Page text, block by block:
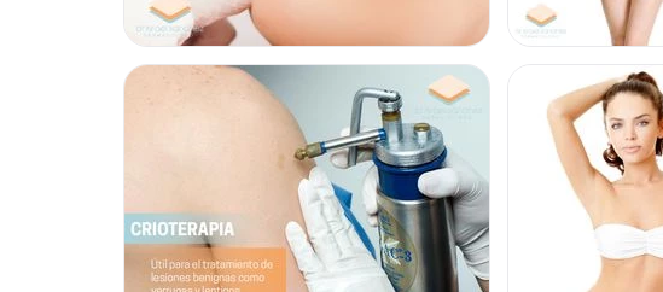
Financiación o facilidades de pago: